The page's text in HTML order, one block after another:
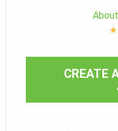
★
CREATE